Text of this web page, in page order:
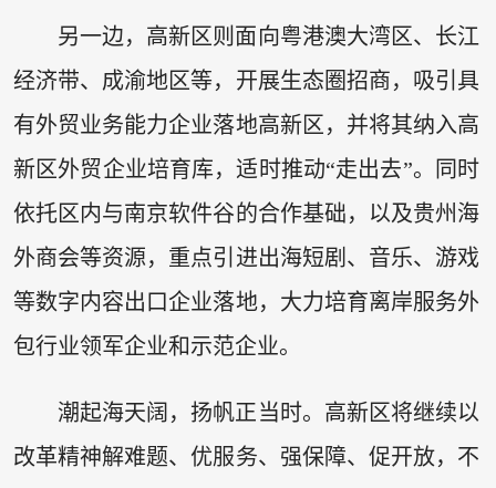
另一边，高新区则面向粤港澳大湾区、长江
经济带、成渝地区等，开展生态圈招商，吸引具
有外贸业务能力企业落地高新区，并将其纳入高
新区外贸企业培育库，适时推动“走出去”。同时
依托区内与南京软件谷的合作基础，以及贵州海
外商会等资源，重点引进出海短剧、音乐、游戏
等数字内容出口企业落地，大力培育离岸服务外
包行业领军企业和示范企业。
潮起海天阔，扬帆正当时。高新区将继续以
改革精神解难题、优服务、强保障、促开放，不